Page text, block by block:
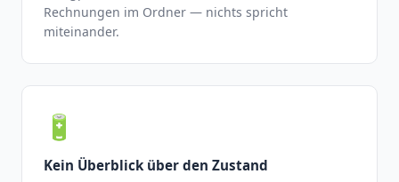
Rechnungen im Ordner — nichts spricht
miteinander.
🔋
Kein Überblick über den Zustand